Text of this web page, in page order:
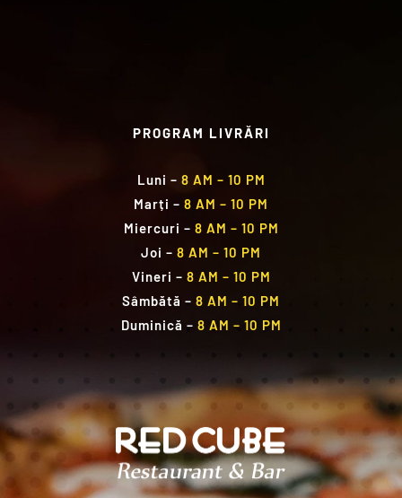
PROGRAM LIVRĂRI
Luni – 8 AM – 10 PM
Marți – 8 AM – 10 PM
Miercuri – 8 AM – 10 PM
Joi – 8 AM – 10 PM
Vineri – 8 AM – 10 PM
Sâmbătă – 8 AM – 10 PM
Duminică – 8 AM – 10 PM